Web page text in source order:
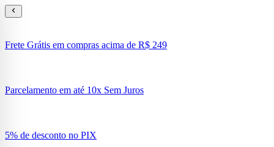
Frete Grátis em compras acima de R$ 249
Parcelamento em até 10x Sem Juros
5% de desconto no PIX